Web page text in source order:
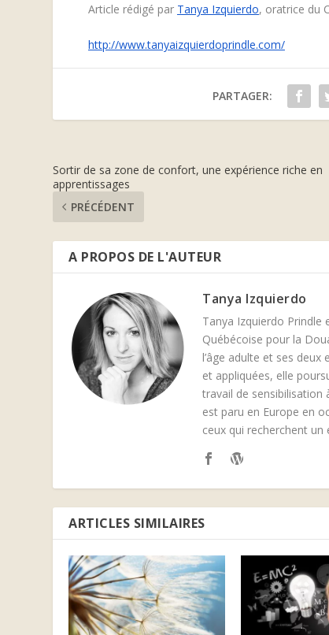
Article rédigé par Tanya Izquierdo, oratrice du
http://www.tanyaizquierdoprindle.com/
PARTAGER:
Sortir de sa zone de confort, une expérience riche en
apprentissages
PRÉCÉDENT
A PROPOS DE L'AUTEUR
Tanya Izquierdo
Tanya Izquierdo Prindle
Québécoise pour la
l’âge adulte et ses
et appliquées, elle
travail de sensibilisation
est paru en Europe en
ceux qui recherchent un
ARTICLES SIMILAIRES